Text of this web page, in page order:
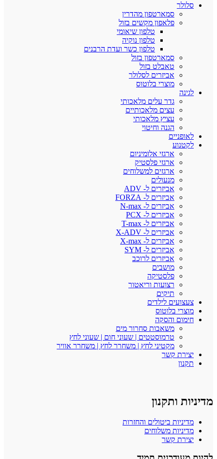
סלולר
סמארטפון מהדרין
פלאפון מקשים בזול
טלפון שיאומי
טלפון נוקיה
טלפון כשר ועדת הרבנים
סמארטפון בזול
טאבלט בזול
אביזרים לסלולר
מוצרי בלוטוס
לגינה
גדר עלים מלאכותי
עצים מלאכותיים
עציץ מלאכותי
הגנה וחיטוי
לאופניים
לקטנוע
ארגזי אלומיניום
ארגזי פלסטיק
ארגזים למשלוחים
מנעולים
אביזרים ל- ADV
אביזרים ל- FORZA
אביזרים ל- N-max
אביזרים ל- PCX
אביזרים ל- T-max
אביזרים ל- X-ADV
אביזרים ל- X-max
אביזרים ל- SYM
אביזרים לרוכב
מושבים
פלסטיקה
רצועות וריאטור
תיקים
צעצועים לילדים
מוצרי בלוטוס
חימום והסקה
משאבות סחרור מים
טרמוסטטים | שעוני חום | שעוני לחץ
מקטיני לחץ | משחרר לחץ | משחרר אוויר
יצירת קשר
תקנון
מדיניות ותקנון
מדיניות ביטולים והחזרות
מדיניות משלוחים
יצירת קשר